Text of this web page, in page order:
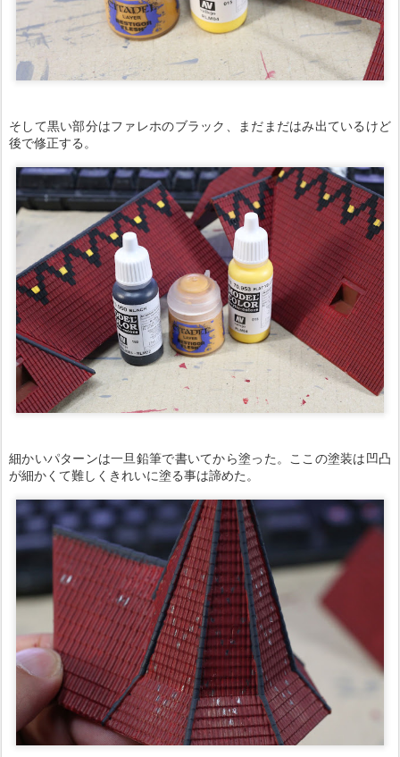
そして黒い部分はファレホのブラック、まだまだはみ出ているけど
後で修正する。
細かいパターンは一旦鉛筆で書いてから塗った。ここの塗装は凹凸
が細かくて難しくきれいに塗る事は諦めた。